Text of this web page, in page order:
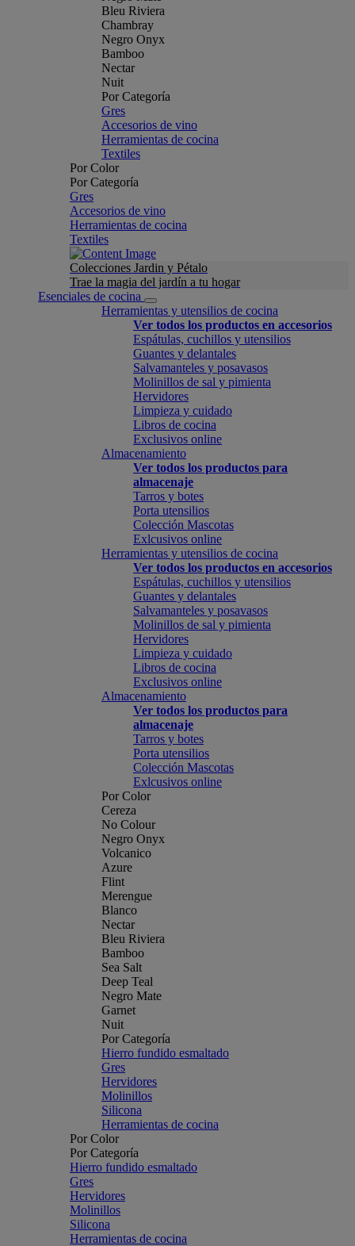
Bleu Riviera
Chambray
Negro Onyx
Bamboo
Nectar
Nuit
Por Categoría
Gres
Accesorios de vino
Herramientas de cocina
Textiles
Por Color
Por Categoría
Gres
Accesorios de vino
Herramientas de cocina
Textiles
Colecciones Jardin y Pétalo
Trae la magia del jardín a tu hogar
Esenciales de cocina
Herramientas y utensilios de cocina
Ver todos los productos en accesorios
Espátulas, cuchillos y utensilios
Guantes y delantales
Salvamanteles y posavasos
Molinillos de sal y pimienta
Hervidores
Limpieza y cuidado
Libros de cocina
Exclusivos online
Almacenamiento
Ver todos los productos para
almacenaje
Tarros y botes
Porta utensilios
Colección Mascotas
Exlcusivos online
Herramientas y utensilios de cocina
Ver todos los productos en accesorios
Espátulas, cuchillos y utensilios
Guantes y delantales
Salvamanteles y posavasos
Molinillos de sal y pimienta
Hervidores
Limpieza y cuidado
Libros de cocina
Exclusivos online
Almacenamiento
Ver todos los productos para
almacenaje
Tarros y botes
Porta utensilios
Colección Mascotas
Exlcusivos online
Por Color
Cereza
No Colour
Negro Onyx
Volcanico
Azure
Flint
Merengue
Blanco
Nectar
Bleu Riviera
Bamboo
Sea Salt
Deep Teal
Negro Mate
Garnet
Nuit
Por Categoría
Hierro fundido esmaltado
Gres
Hervidores
Molinillos
Silicona
Herramientas de cocina
Por Color
Por Categoría
Hierro fundido esmaltado
Gres
Hervidores
Molinillos
Silicona
Herramientas de cocina